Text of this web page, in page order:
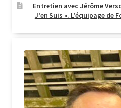
Entretien avec Jérôme
J’en Suis ». L’équipage de